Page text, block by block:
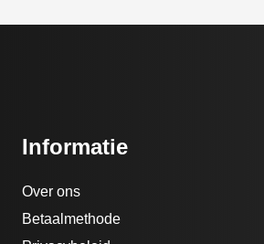
Informatie
Over ons
Betaalmethode